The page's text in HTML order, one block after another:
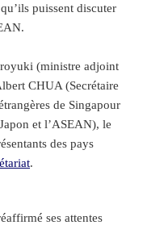
puissent discuter
(ministre adjoint
CHUA (Secrétaire
de Singapour
et l’ASEAN), le
des pays
.
ses attentes